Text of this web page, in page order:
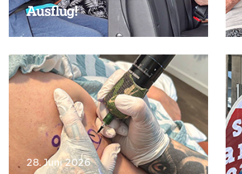
Ausflug!
28. Juni 2026